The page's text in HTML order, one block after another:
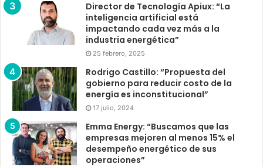
Director de Tecnología Apiux: “La
inteligencia artificial está
impactando cada vez más a la
industria energética”
25 febrero, 2025
Rodrigo Castillo: “Propuesta del
gobierno para reducir costo de la
energía es inconstitucional”
17 julio, 2024
Emma Energy: “Buscamos que las
empresas mejoren al menos 15% el
desempeño energético de sus
operaciones”